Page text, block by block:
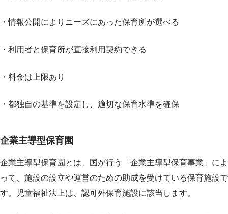
・情報公開によりニーズにあった保育所が選べる
・利用者と保育所が直接利用契約できる
・料金は上限あり
・都独自の基準を設定し、適切な保育水準を確保
企業主導型保育園
企業主導型保育園とは、国が行う「企業主導型保育事業」によ
って、施設の設立や運営のための助成を受けている保育施設で
す。児童福祉法上は、認可外保育施設に該当します。